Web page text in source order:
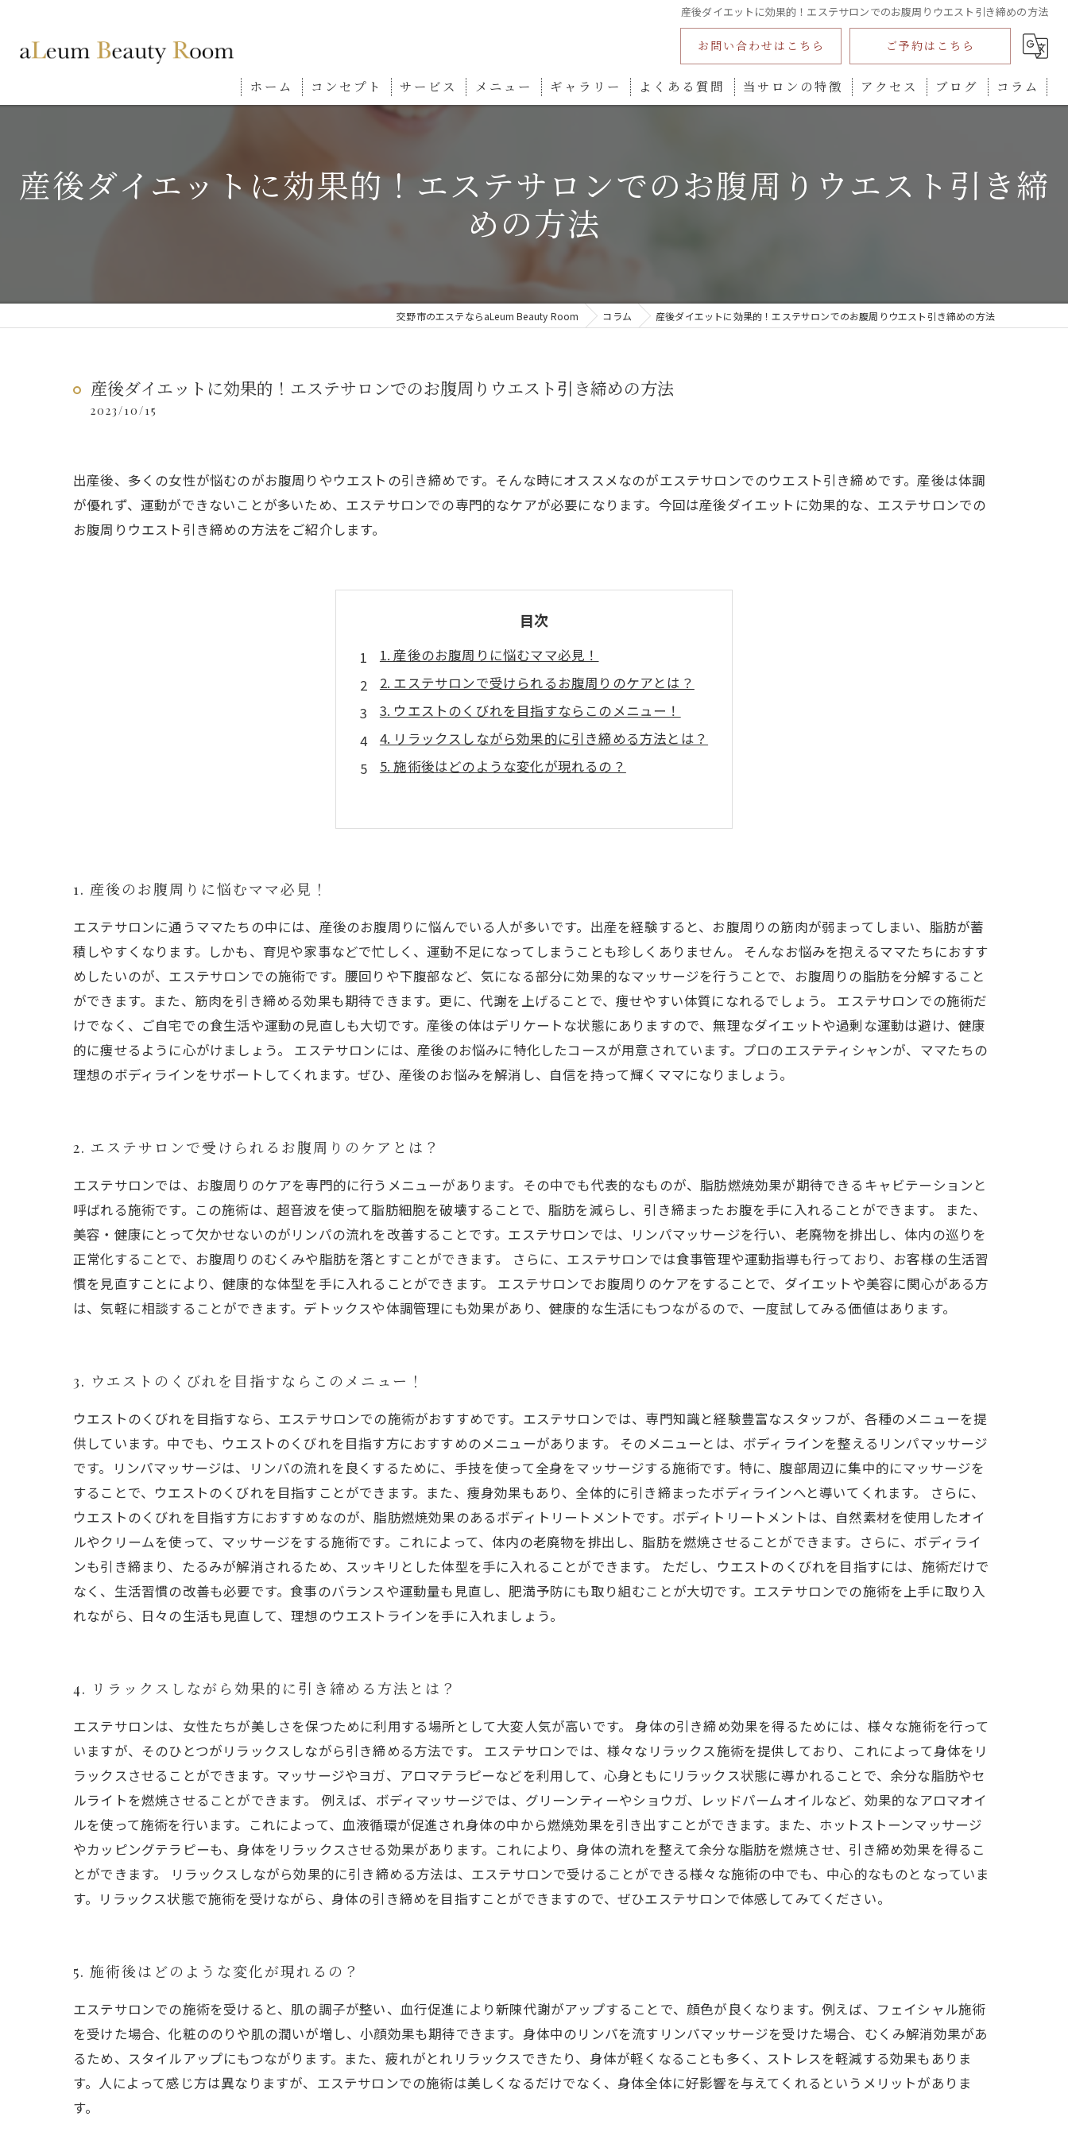
産後ダイエットに効果的！エステサロンでのお腹周りウエスト引き締めの方法
お問い合わせはこちら ご予約はこちら
ホーム コンセプト サービス メニュー ギャラリー よくある質問 当サロンの特徴
ダイエット
アクセス ブログ コラム
産後ダイエットに効果的！エステサロンでのお腹周りウエスト引き締
めの方法
交野市のエステならaLeum Beauty Room コラム 産後ダイエットに効果的！エステサロンでのお腹周りウエスト引き締めの方法
産後ダイエットに効果的！エステサロンでのお腹周りウエスト引き締めの方法
2023/10/15
出産後、多くの女性が悩むのがお腹周りやウエストの引き締めです。そんな時にオススメなのがエステサロンでのウエスト引き締めです。産後は体調
が優れず、運動ができないことが多いため、エステサロンでの専門的なケアが必要になります。今回は産後ダイエットに効果的な、エステサロンでの
お腹周りウエスト引き締めの方法をご紹介します。
目次
1. 産後のお腹周りに悩むママ必見！
2. エステサロンで受けられるお腹周りのケアとは？
3. ウエストのくびれを目指すならこのメニュー！
4. リラックスしながら効果的に引き締める方法とは？
5. 施術後はどのような変化が現れるの？
1. 産後のお腹周りに悩むママ必見！
エステサロンに通うママたちの中には、産後のお腹周りに悩んでいる人が多いです。出産を経験すると、お腹周りの筋肉が弱まってしまい、脂肪が蓄
積しやすくなります。しかも、育児や家事などで忙しく、運動不足になってしまうことも珍しくありません。 そんなお悩みを抱えるママたちにおすす
めしたいのが、エステサロンでの施術です。腰回りや下腹部など、気になる部分に効果的なマッサージを行うことで、お腹周りの脂肪を分解すること
ができます。また、筋肉を引き締める効果も期待できます。更に、代謝を上げることで、痩せやすい体質になれるでしょう。 エステサロンでの施術だ
けでなく、ご自宅での食生活や運動の見直しも大切です。産後の体はデリケートな状態にありますので、無理なダイエットや過剰な運動は避け、健康
的に痩せるように心がけましょう。 エステサロンには、産後のお悩みに特化したコースが用意されています。プロのエステティシャンが、ママたちの
理想のボディラインをサポートしてくれます。ぜひ、産後のお悩みを解消し、自信を持って輝くママになりましょう。
2. エステサロンで受けられるお腹周りのケアとは？
エステサロンでは、お腹周りのケアを専門的に行うメニューがあります。その中でも代表的なものが、脂肪燃焼効果が期待できるキャビテーションと
呼ばれる施術です。この施術は、超音波を使って脂肪細胞を破壊することで、脂肪を減らし、引き締まったお腹を手に入れることができます。 また、
美容・健康にとって欠かせないのがリンパの流れを改善することです。エステサロンでは、リンパマッサージを行い、老廃物を排出し、体内の巡りを
正常化することで、お腹周りのむくみや脂肪を落とすことができます。 さらに、エステサロンでは食事管理や運動指導も行っており、お客様の生活習
慣を見直すことにより、健康的な体型を手に入れることができます。 エステサロンでお腹周りのケアをすることで、ダイエットや美容に関心がある方
は、気軽に相談することができます。デトックスや体調管理にも効果があり、健康的な生活にもつながるので、一度試してみる価値はあります。
3. ウエストのくびれを目指すならこのメニュー！
ウエストのくびれを目指すなら、エステサロンでの施術がおすすめです。エステサロンでは、専門知識と経験豊富なスタッフが、各種のメニューを提
供しています。中でも、ウエストのくびれを目指す方におすすめのメニューがあります。 そのメニューとは、ボディラインを整えるリンパマッサージ
です。リンパマッサージは、リンパの流れを良くするために、手技を使って全身をマッサージする施術です。特に、腹部周辺に集中的にマッサージを
することで、ウエストのくびれを目指すことができます。また、痩身効果もあり、全体的に引き締まったボディラインへと導いてくれます。 さらに、
ウエストのくびれを目指す方におすすめなのが、脂肪燃焼効果のあるボディトリートメントです。ボディトリートメントは、自然素材を使用したオイ
ルやクリームを使って、マッサージをする施術です。これによって、体内の老廃物を排出し、脂肪を燃焼させることができます。さらに、ボディライ
ンも引き締まり、たるみが解消されるため、スッキリとした体型を手に入れることができます。 ただし、ウエストのくびれを目指すには、施術だけで
なく、生活習慣の改善も必要です。食事のバランスや運動量も見直し、肥満予防にも取り組むことが大切です。エステサロンでの施術を上手に取り入
れながら、日々の生活も見直して、理想のウエストラインを手に入れましょう。
4. リラックスしながら効果的に引き締める方法とは？
エステサロンは、女性たちが美しさを保つために利用する場所として大変人気が高いです。 身体の引き締め効果を得るためには、様々な施術を行って
いますが、そのひとつがリラックスしながら引き締める方法です。 エステサロンでは、様々なリラックス施術を提供しており、これによって身体をリ
ラックスさせることができます。マッサージやヨガ、アロマテラピーなどを利用して、心身ともにリラックス状態に導かれることで、余分な脂肪やセ
ルライトを燃焼させることができます。 例えば、ボディマッサージでは、グリーンティーやショウガ、レッドパームオイルなど、効果的なアロマオイ
ルを使って施術を行います。これによって、血液循環が促進され身体の中から燃焼効果を引き出すことができます。また、ホットストーンマッサージ
やカッピングテラピーも、身体をリラックスさせる効果があります。これにより、身体の流れを整えて余分な脂肪を燃焼させ、引き締め効果を得るこ
とができます。 リラックスしながら効果的に引き締める方法は、エステサロンで受けることができる様々な施術の中でも、中心的なものとなっていま
す。リラックス状態で施術を受けながら、身体の引き締めを目指すことができますので、ぜひエステサロンで体感してみてください。
5. 施術後はどのような変化が現れるの？
エステサロンでの施術を受けると、肌の調子が整い、血行促進により新陳代謝がアップすることで、顔色が良くなります。例えば、フェイシャル施術
を受けた場合、化粧ののりや肌の潤いが増し、小顔効果も期待できます。身体中のリンパを流すリンパマッサージを受けた場合、むくみ解消効果があ
るため、スタイルアップにもつながります。また、疲れがとれリラックスできたり、身体が軽くなることも多く、ストレスを軽減する効果もありま
す。人によって感じ方は異なりますが、エステサロンでの施術は美しくなるだけでなく、身体全体に好影響を与えてくれるというメリットがありま
す。